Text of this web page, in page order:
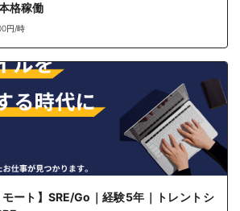
格稼働
円/時
モート】SRE/Go｜経験5年｜トレントシ